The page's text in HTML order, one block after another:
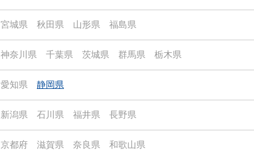
宮城県 秋田県 山形県 福島県
神奈川県 千葉県 茨城県 群馬県 栃木県
愛知県 静岡県
新潟県 石川県 福井県 長野県
京都府 滋賀県 奈良県 和歌山県